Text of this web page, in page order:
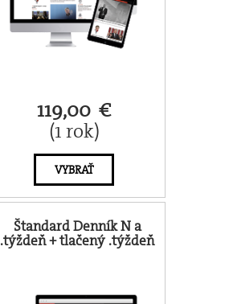
119,00 €
(1 rok)
VYBRAŤ
Štandard Denník N a
.týždeň + tlačený .týždeň